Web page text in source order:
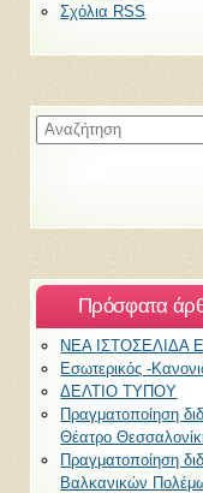
Σχόλια RSS
Πρόσφατα
ΝΕΑ ΙΣΤΟΣΕΛΙΔΑ
Εσωτερικός -
ΔΕΛΤΙΟ ΤΥΠΟΥ
Πραγματοποίηση
Θέατρο
Πραγματοποίηση
Βαλκανικών